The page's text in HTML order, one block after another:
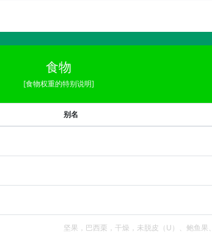
食物
[食物权重的特别说明]
别名
坚果，巴西栗，干燥，未脱皮（U）、鲍鱼果、